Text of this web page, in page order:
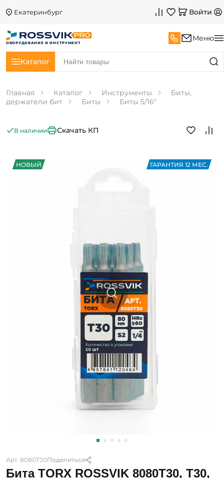
Екатеринбург Войти
ОБОРУДОВАНИЕ И ИНСТРУМЕНТ
Меню
Каталог
Главная Каталог Инструменты
Биты,
держатели бит
Биты Биты 5/16"
НОВЫЙ ГАРАНТИЯ 12 МЕС.
Арт. 8080T30Поделиться
Бита TORX ROSSVIK 8080T30, T30,
В наличии Скачать КП